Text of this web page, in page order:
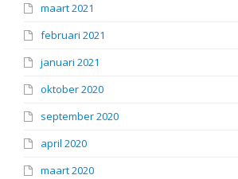
maart 2021
februari 2021
januari 2021
oktober 2020
september 2020
april 2020
maart 2020